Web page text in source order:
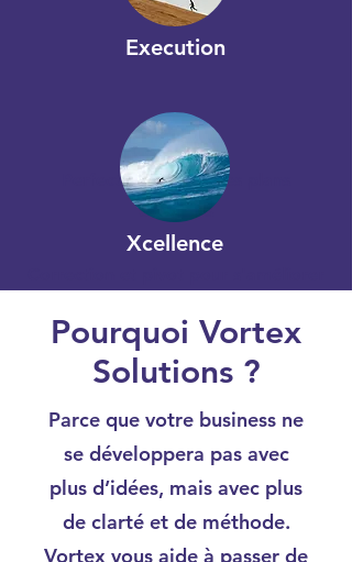
Execution
Perfectionnement des plans
d'actions
Xcellence
Pourquoi Vortex
Solutions ?
Parce que votre business ne
se développera pas avec
plus d’idées, mais avec plus
de clarté et de méthode.
Vortex vous aide à passer de